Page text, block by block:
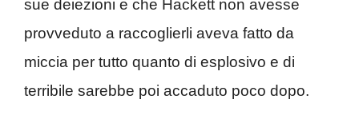
sue deiezioni e che Hackett non avesse
provveduto a raccoglierli aveva fatto da
miccia per tutto quanto di esplosivo e di
terribile sarebbe poi accaduto poco dopo.